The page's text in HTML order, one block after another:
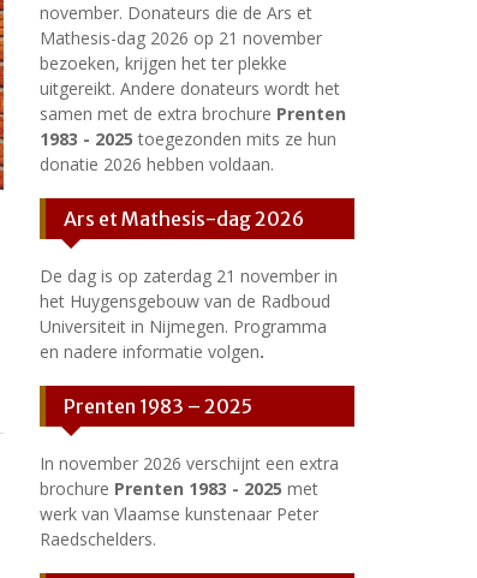
november. Donateurs die de Ars et
Mathesis-dag 2026 op 21 november
bezoeken, krijgen het ter plekke
uitgereikt. Andere donateurs wordt het
samen met de extra brochure Prenten
1983 - 2025 toegezonden mits ze hun
donatie 2026 hebben voldaan.
Ars et Mathesis-dag 2026
De dag is op zaterdag 21 november in
het Huygensgebouw van de Radboud
Universiteit in Nijmegen. Programma
en nadere informatie volgen.
Prenten 1983 – 2025
In november 2026 verschijnt een extra
brochure Prenten 1983 - 2025 met
werk van Vlaamse kunstenaar Peter
Raedschelders.